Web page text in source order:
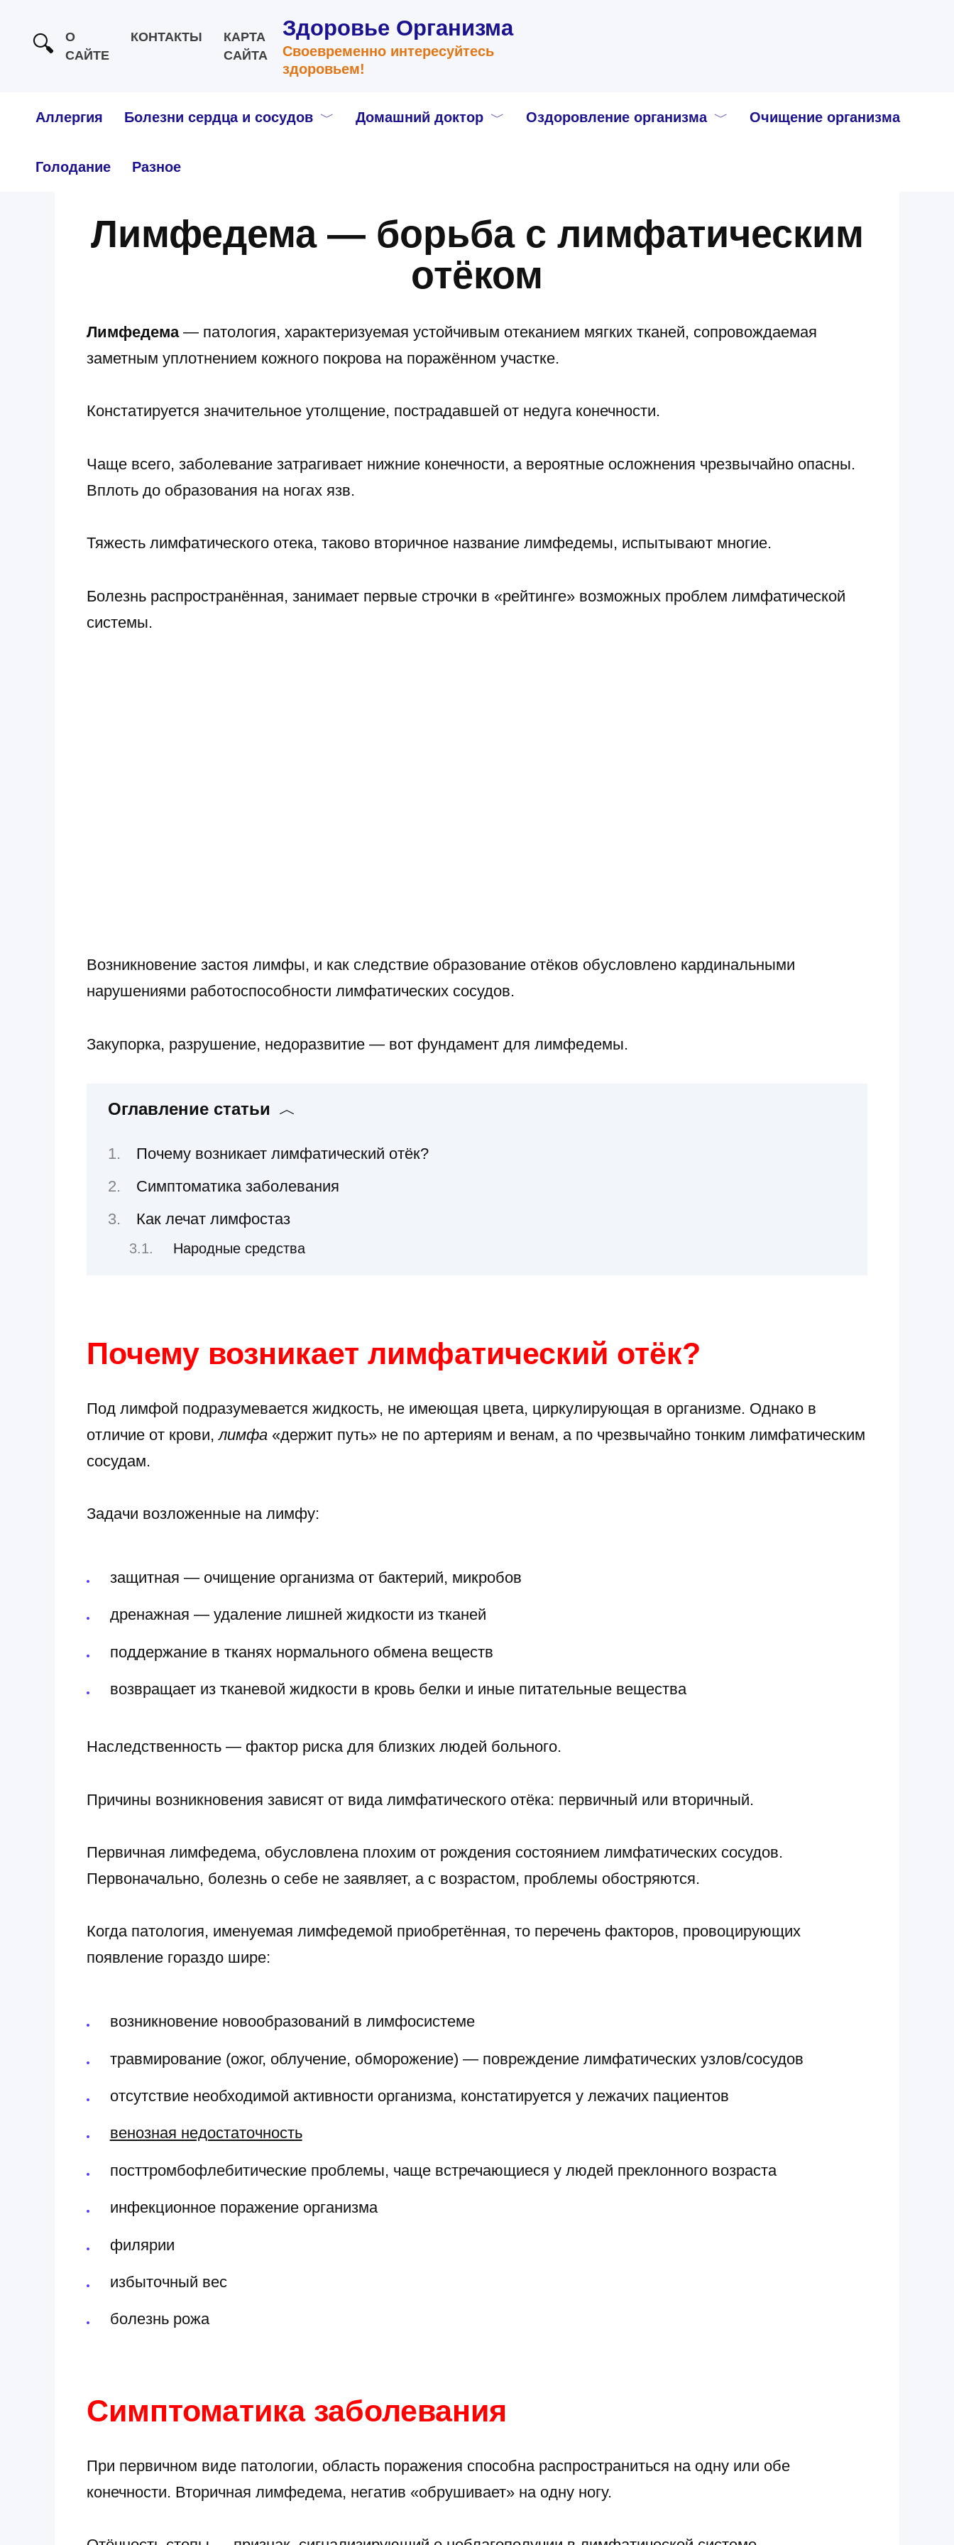
содержанию
О
САЙТЕ
КОНТАКТЫ
КАРТА
САЙТА
Здоровье Организма
Своевременно интересуйтесь
здоровьем!
Аллергия Болезни сердца и сосудов Домашний доктор Оздоровление организма Очищение организма
Голодание Разное
Лимфедема — борьба с лимфатическим
отёком
Лимфедема— патология, характеризуемая устойчивым отеканием мягких тканей, сопровождаемая
заметным уплотнением кожного покрова на поражённом участке.
Констатируется значительное утолщение, пострадавшей от недуга конечности.
Чаще всего, заболевание затрагивает нижние конечности, а вероятные осложнения чрезвычайно опасны.
Вплоть до образования на ногах язв.
Тяжесть лимфатического отека, таково вторичное название лимфедемы, испытывают многие.
Болезнь распространённая, занимает первые строчки в «рейтинге» возможных проблем лимфатической
системы.
Возникновение застоя лимфы, и как следствие образование отёков обусловлено кардинальными
нарушениями работоспособности лимфатических сосудов.
Закупорка, разрушение, недоразвитие — вот фундамент для лимфедемы.
Оглавление статьи
Почему возникает лимфатический отёк?
Симптоматика заболевания
Как лечат лимфостаз
Народные средства
Почему возникает лимфатический отёк?
Под лимфой подразумевается жидкость, не имеющая цвета, циркулирующая в организме. Однако в
отличие от крови,лимфа «держит путь» не по артериям и венам, а по чрезвычайно тонким лимфатическим
сосудам.
Задачи возложенные на лимфу:
защитная — очищение организма от бактерий, микробов
дренажная — удаление лишней жидкости из тканей
поддержание в тканях нормального обмена веществ
возвращает из тканевой жидкости в кровь белки и иные питательные вещества
Наследственность — фактор риска для близких людей больного.
Причины возникновения зависят от вида лимфатического отёка: первичный или вторичный.
Первичная лимфедема, обусловлена плохим от рождения состоянием лимфатических сосудов.
Первоначально, болезнь о себе не заявляет, а с возрастом, проблемы обостряются.
Когда патология, именуемая лимфедемой приобретённая, то перечень факторов, провоцирующих
появление гораздо шире:
возникновение новообразований в лимфосистеме
травмирование (ожог, облучение, обморожение) — повреждение лимфатических узлов/сосудов
отсутствие необходимой активности организма, констатируется у лежачих пациентов
венозная недостаточность
посттромбофлебитические проблемы, чаще встречающиеся у людей преклонного возраста
инфекционное поражение организма
филярии
избыточный вес
болезнь рожа
Симптоматика заболевания
При первичном виде патологии, область поражения способна распространиться на одну или обе
конечности. Вторичная лимфедема, негатив «обрушивает» на одну ногу.